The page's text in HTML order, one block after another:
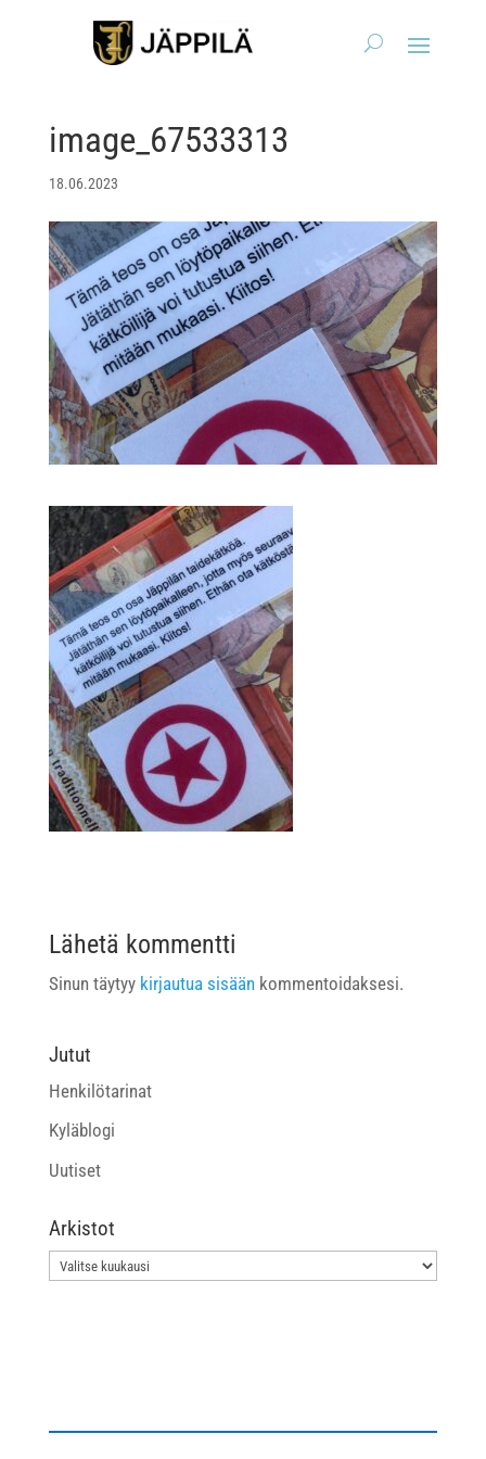
image_67533313
18.06.2023
Lähetä kommentti
Sinun täytyy kirjautua sisäänkommentoidaksesi.
Jutut
Henkilötarinat
Kyläblogi
Uutiset
Arkistot
Arkistot